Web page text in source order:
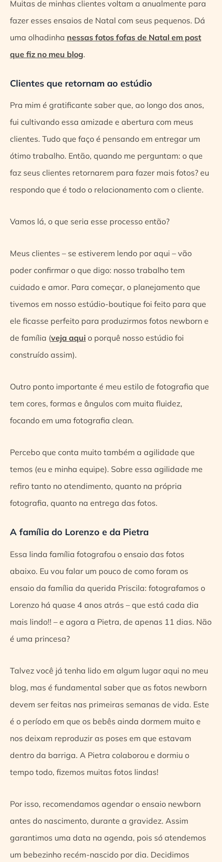
Muitas de minhas clientes voltam a anualmente para
fazer esses ensaios de Natal com seus pequenos. Dá
uma olhadinha nessas fotos fofas de Natal em post
que fiz no meu blog.
Clientes que retornam ao estúdio
Pra mim é gratificante saber que, ao longo dos anos,
fui cultivando essa amizade e abertura com meus
clientes. Tudo que faço é pensando em entregar um
ótimo trabalho. Então, quando me perguntam: o que
faz seus clientes retornarem para fazer mais fotos? eu
respondo que é todo o relacionamento com o cliente.
Vamos lá, o que seria esse processo então?
Meus clientes – se estiverem lendo por aqui – vão
poder confirmar o que digo: nosso trabalho tem
cuidado e amor. Para começar, o planejamento que
tivemos em nosso estúdio-boutique foi feito para que
ele ficasse perfeito para produzirmos fotos newborn e
de família (veja aqui o porquê nosso estúdio foi
construído assim).
Outro ponto importante é meu estilo de fotografia que
tem cores, formas e ângulos com muita fluidez,
focando em uma fotografia clean.
Percebo que conta muito também a agilidade que
temos (eu e minha equipe). Sobre essa agilidade me
refiro tanto no atendimento, quanto na própria
fotografia, quanto na entrega das fotos.
A família do Lorenzo e da Pietra
Essa linda família fotografou o ensaio das fotos
abaixo. Eu vou falar um pouco de como foram os
ensaio da família da querida Priscila: fotografamos o
Lorenzo há quase 4 anos atrás – que está cada dia
mais lindo!! – e agora a Pietra, de apenas 11 dias. Não
é uma princesa?
Talvez você já tenha lido em algum lugar aqui no meu
blog, mas é fundamental saber que as fotos newborn
devem ser feitas nas primeiras semanas de vida. Este
é o período em que os bebês ainda dormem muito e
nos deixam reproduzir as poses em que estavam
dentro da barriga. A Pietra colaborou e dormiu o
tempo todo, fizemos muitas fotos lindas!
Por isso, recomendamos agendar o ensaio newborn
antes do nascimento, durante a gravidez. Assim
garantimos uma data na agenda, pois só atendemos
um bebezinho recém-nascido por dia. Decidimos